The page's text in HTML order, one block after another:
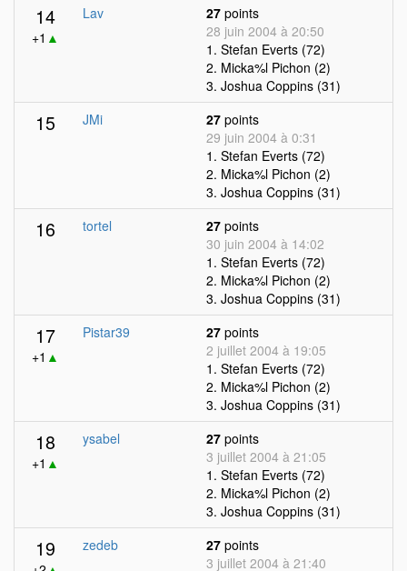
14
+1 ▲
Lav 27 points
28 juin 2004 à 20:50
1. Stefan Everts (72)
2. Micka%l Pichon (2)
3. Joshua Coppins (31)
15 JMi 27 points
29 juin 2004 à 0:31
1. Stefan Everts (72)
2. Micka%l Pichon (2)
3. Joshua Coppins (31)
16 tortel 27 points
30 juin 2004 à 14:02
1. Stefan Everts (72)
2. Micka%l Pichon (2)
3. Joshua Coppins (31)
17
+1 ▲
Pistar39 27 points
2 juillet 2004 à 19:05
1. Stefan Everts (72)
2. Micka%l Pichon (2)
3. Joshua Coppins (31)
18
+1 ▲
ysabel 27 points
3 juillet 2004 à 21:05
1. Stefan Everts (72)
2. Micka%l Pichon (2)
3. Joshua Coppins (31)
19 zedeb 27 points
3 juillet 2004 à 21:40